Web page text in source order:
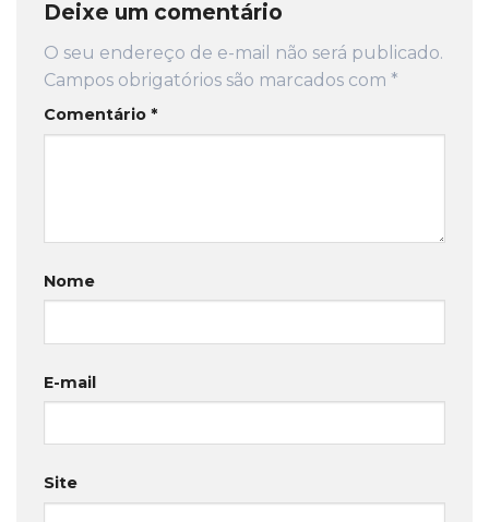
Deixe um comentário
O seu endereço de e-mail não será publicado.
Campos obrigatórios são marcados com *
Comentário *
Nome
E-mail
Site